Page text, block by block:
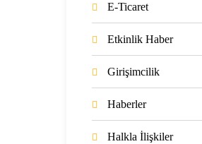
E-Ticaret
Etkinlik Haber
Girişimcilik
Haberler
Halkla İlişkiler